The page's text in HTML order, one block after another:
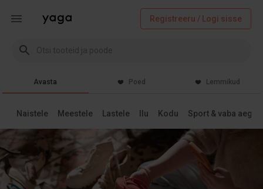
Registreeru / Logi sisse
Avasta Poed Lemmikud
Naistele Meestele Lastele Ilu Kodu Sport & vaba aeg